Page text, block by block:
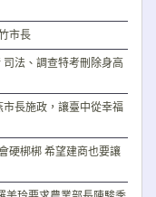
市長
法、調查特考刪除身高
長施政，讓臺中從幸福
硬梆梆 希望建商也要讓